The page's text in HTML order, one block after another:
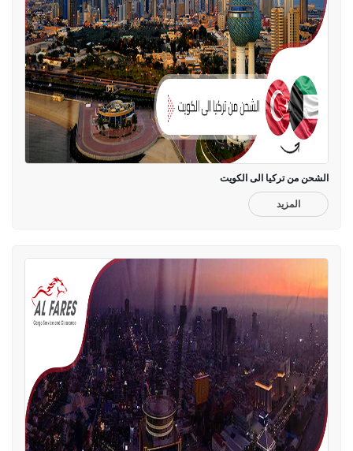
الشحن من تركيا الى الكويت
المزيد